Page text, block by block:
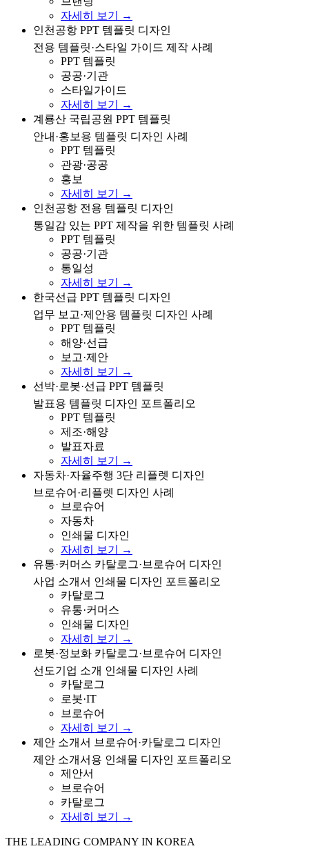
자세히 보기 →
인천공항 전용 PPT 템플릿 디자인 및 스타일 가이드 사
례
인천공항 PPT 템플릿 디자인
전용 템플릿·스타일 가이드 제작 사례
PPT 템플릿
공공·기관
스타일가이드
자세히 보기 →
계룡산 국립공원 안내/홍보용 PPT 템플릿 디자인 사례
계룡산 국립공원 PPT 템플릿
안내·홍보용 템플릿 디자인 사례
PPT 템플릿
관광·공공
홍보
자세히 보기 →
인천공항 전용 템플릿 디자인으로 통일감 있는 PPT 제작
사례
인천공항 전용 템플릿 디자인
통일감 있는 PPT 제작을 위한 템플릿 사례
PPT 템플릿
공공·기관
통일성
자세히 보기 →
한국선급 업무 보고/제안용 PPT 템플릿 디자인 사례
한국선급 PPT 템플릿 디자인
업무 보고·제안용 템플릿 디자인 사례
PPT 템플릿
해양·선급
보고·제안
자세히 보기 →
선박·로봇·선급 분야 발표용 PPT 템플릿 디자인 포트폴
리오
선박·로봇·선급 PPT 템플릿
발표용 템플릿 디자인 포트폴리오
PPT 템플릿
제조·해양
발표자료
자세히 보기 →
자동차·자율주행 주제의 3단 리플렛/브로슈어 디자인 사
례
자동차·자율주행 3단 리플렛 디자인
브로슈어·리플렛 디자인 사례
브로슈어
자동차
인쇄물 디자인
자세히 보기 →
유통·커머스 사업 소개서 카탈로그/브로슈어 디자인 포
트폴리오
유통·커머스 카탈로그·브로슈어 디자인
사업 소개서 인쇄물 디자인 포트폴리오
카탈로그
유통·커머스
인쇄물 디자인
자세히 보기 →
로봇·정보화 분야 선도기업 소개 카탈로그/브로슈어 디
자인 사례
로봇·정보화 카탈로그·브로슈어 디자인
선도기업 소개 인쇄물 디자인 사례
카탈로그
로봇·IT
브로슈어
자세히 보기 →
제안 소개서용 브로슈어/카탈로그 디자인 포트폴리오
제안 소개서 브로슈어·카탈로그 디자인
제안 소개서용 인쇄물 디자인 포트폴리오
제안서
브로슈어
카탈로그
자세히 보기 →
THE LEADING COMPANY IN KOREA